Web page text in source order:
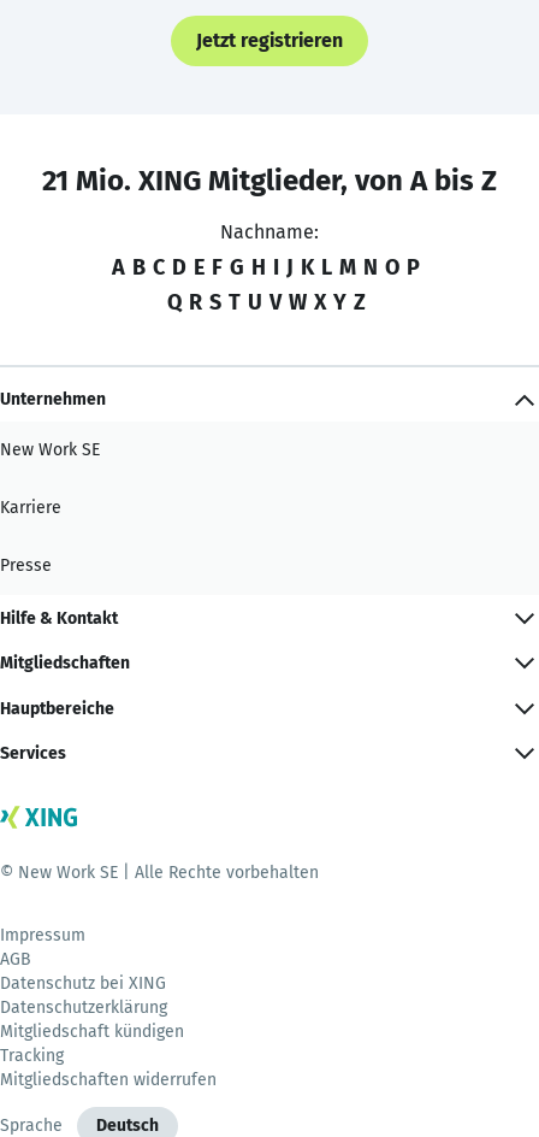
Jetzt registrieren
21 Mio. XING Mitglieder, von A bis Z
Nachname:
A B C D E F G H I J K L M N O P
Q R S T U V W X Y Z
Unternehmen
New Work SE
Karriere
Presse
Hilfe & Kontakt
Mitgliedschaften
Hauptbereiche
Services
© New Work SE | Alle Rechte vorbehalten
Impressum
AGB
Datenschutz bei XING
Datenschutzerklärung
Mitgliedschaft kündigen
Tracking
Mitgliedschaften widerrufen
Sprache Deutsch